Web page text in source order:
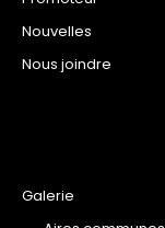
Nouvelles
Nous joindre
Galerie